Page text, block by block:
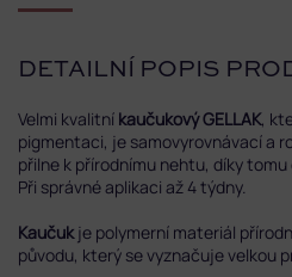
DETAILNÍ POPIS
Velmi kvalitní kaučukový GELLAK,
pigmentaci, je samovyrovnávací a
přilne k přírodnímu nehtu, díky tomu
Při správné aplikaci až 4 týdny.
Kaučuk je polymerní materiál
původu, který se vyznačuje velkou